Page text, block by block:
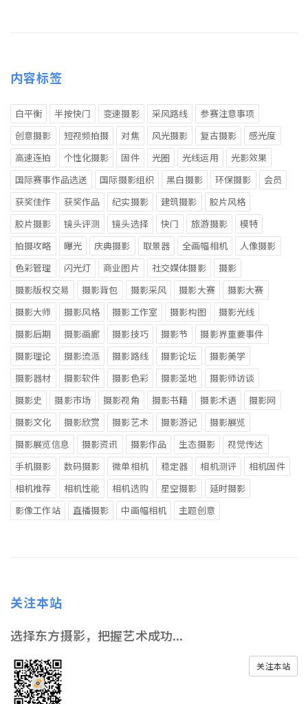
内容标签
白平衡 半按快门 变速摄影 采风路线
参赛注意事项
创意摄影
短视频拍摄 对焦 风光摄影 复古摄影
感光度
高速连拍
个性化摄影 固件 光圈 光线运用
光影效果
国际赛事作品选送
国际摄影组织 黑白摄影 环保摄影
会员
获奖佳作
获奖作品 纪实摄影 建筑摄影
胶片风格
胶片摄影
镜头评测 镜头选择 快门 旅游摄影
模特
拍摄攻略
曝光 庆典摄影 取景器 全画幅相机
人像摄影
色彩管理
闪光灯 商业图片 社交媒体摄影
摄影
摄影版权交易
摄影背包 摄影采风 摄影大赛
摄影大赛
摄影大师
摄影风格 摄影工作室 摄影构图
摄影光线
摄影后期
摄影画廊 摄影技巧 摄影节
摄影界重要事件
摄影理论
摄影流派 摄影路线 摄影论坛
摄影美学
摄影器材
摄影软件 摄影色彩 摄影圣地
摄影师访谈
摄影史
摄影市场 摄影视角 摄影书籍 摄影术语
摄影网
摄影文化
摄影欣赏 摄影艺术 摄影游记
摄影展览
摄影展览信息
摄影资讯 摄影作品 生态摄影
视觉传达
手机摄影
数码摄影 微单相机 稳定器 相机测评
相机固件
相机推荐
相机性能 相机选购 星空摄影
延时摄影
影像工作站
直播摄影 中画幅相机 主题创意
关注本站
选择东方摄影，把握艺术成功...
关注本站